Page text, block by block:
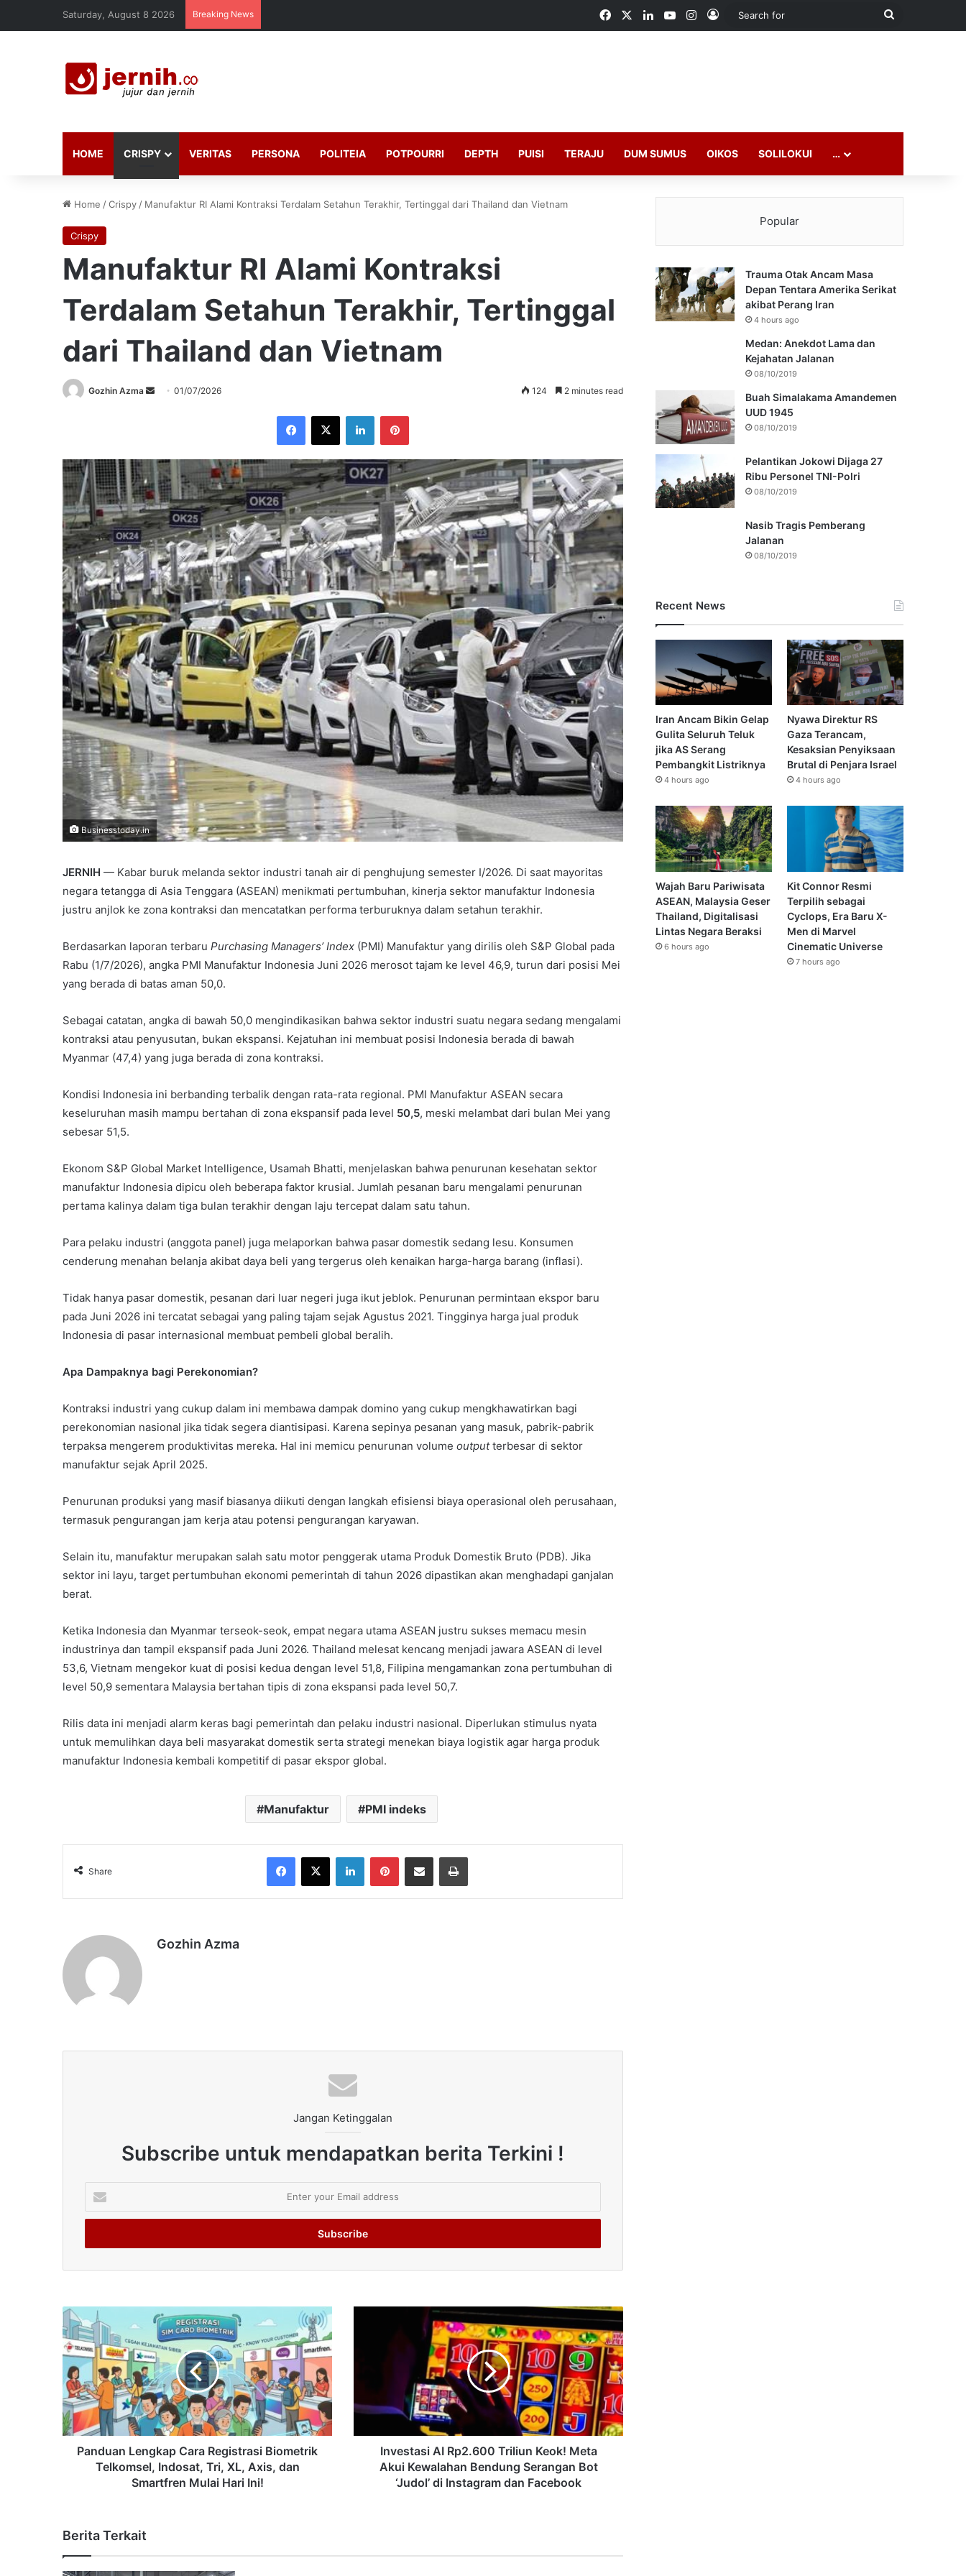
Saturday, August 8 2026 Breaking News FacebookLinkedInYouTubeInstagram
Log In
Search
HOME CRISPY VERITAS PERSONA POLITEIA POTPOURRI DEPTH PUISI TERAJU DUM SUMUS OIKOS SOLILOKUI …
Home /Crispy / Manufaktur RI Alami Kontraksi Terdalam Setahun Terakhir, Tertinggal dari Thailand dan Vietnam
Crispy
Manufaktur RI Alami Kontraksi
Terdalam Setahun Terakhir, Tertinggal
dari Thailand dan Vietnam
Gozhin Azma
Send01/07/2026 124 2 minutes read
Facebook
X LinkedInPinterest
Businesstoday.in
JERNIH — Kabar buruk melanda sektor industri tanah air di penghujung semester I/2026. Di saat mayoritas
negara tetangga di Asia Tenggara (ASEAN) menikmati pertumbuhan, kinerja sektor manufaktur Indonesia
justru anjlok ke zona kontraksi dan mencatatkan performa terburuknya dalam setahun terakhir.
Berdasarkan laporan terbaru Purchasing Managers’ Index (PMI) Manufaktur yang dirilis oleh S&P Global pada
Rabu (1/7/2026), angka PMI Manufaktur Indonesia Juni 2026 merosot tajam ke level 46,9, turun dari posisi Mei
yang berada di batas aman 50,0.
Sebagai catatan, angka di bawah 50,0 mengindikasikan bahwa sektor industri suatu negara sedang mengalami
kontraksi atau penyusutan, bukan ekspansi. Kejatuhan ini membuat posisi Indonesia berada di bawah
Myanmar (47,4) yang juga berada di zona kontraksi.
Kondisi Indonesia ini berbanding terbalik dengan rata-rata regional. PMI Manufaktur ASEAN secara
keseluruhan masih mampu bertahan di zona ekspansif pada level 50,5, meski melambat dari bulan Mei yang
sebesar 51,5.
Ekonom S&P Global Market Intelligence, Usamah Bhatti, menjelaskan bahwa penurunan kesehatan sektor
manufaktur Indonesia dipicu oleh beberapa faktor krusial. Jumlah pesanan baru mengalami penurunan
pertama kalinya dalam tiga bulan terakhir dengan laju tercepat dalam satu tahun.
Para pelaku industri (anggota panel) juga melaporkan bahwa pasar domestik sedang lesu. Konsumen
cenderung menahan belanja akibat daya beli yang tergerus oleh kenaikan harga-harga barang (inflasi).
Tidak hanya pasar domestik, pesanan dari luar negeri juga ikut jeblok. Penurunan permintaan ekspor baru
pada Juni 2026 ini tercatat sebagai yang paling tajam sejak Agustus 2021. Tingginya harga jual produk
Indonesia di pasar internasional membuat pembeli global beralih.
Apa Dampaknya bagi Perekonomian?
Kontraksi industri yang cukup dalam ini membawa dampak domino yang cukup mengkhawatirkan bagi
perekonomian nasional jika tidak segera diantisipasi. Karena sepinya pesanan yang masuk, pabrik-pabrik
terpaksa mengerem produktivitas mereka. Hal ini memicu penurunan volume outputterbesar di sektor
manufaktur sejak April 2025.
Penurunan produksi yang masif biasanya diikuti dengan langkah efisiensi biaya operasional oleh perusahaan,
termasuk pengurangan jam kerja atau potensi pengurangan karyawan.
Selain itu, manufaktur merupakan salah satu motor penggerak utama Produk Domestik Bruto (PDB). Jika
sektor ini layu, target pertumbuhan ekonomi pemerintah di tahun 2026 dipastikan akan menghadapi ganjalan
berat.
Ketika Indonesia dan Myanmar terseok-seok, empat negara utama ASEAN justru sukses memacu mesin
industrinya dan tampil ekspansif pada Juni 2026. Thailand melesat kencang menjadi jawara ASEAN di level
53,6, Vietnam mengekor kuat di posisi kedua dengan level 51,8, Filipina mengamankan zona pertumbuhan di
level 50,9 sementara Malaysia bertahan tipis di zona ekspansi pada level 50,7.
Rilis data ini menjadi alarm keras bagi pemerintah dan pelaku industri nasional. Diperlukan stimulus nyata
untuk memulihkan daya beli masyarakat domestik serta strategi menekan biaya logistik agar harga produk
manufaktur Indonesia kembali kompetitif di pasar ekspor global.
Manufaktur PMI indeks
Share
Facebook
X LinkedInPinterestShare via Email Print
Gozhin Azma
Jangan Ketinggalan
Subscribe untuk mendapatkan berita Terkini !
your
Email
Panduan Lengkap Cara Registrasi Biometrik
Telkomsel, Indosat, Tri, XL, Axis, dan
Smartfren Mulai Hari Ini!
Investasi AI Rp2.600 Triliun Keok! Meta
Akui Kewalahan Bendung Serangan Bot
‘Judol’ di Instagram dan Facebook
Berita Terkait
Popular
Trauma Otak Ancam Masa
Depan Tentara Amerika Serikat
akibat Perang Iran
4 hours ago
Medan: Anekdot Lama dan
Kejahatan Jalanan
08/10/2019
Buah Simalakama Amandemen
UUD 1945
08/10/2019
Pelantikan Jokowi Dijaga 27
Ribu Personel TNI-Polri
08/10/2019
Nasib Tragis Pemberang
Jalanan
08/10/2019
Recent News
Iran Ancam Bikin Gelap
Gulita Seluruh Teluk
jika AS Serang
Pembangkit Listriknya
4 hours ago
Nyawa Direktur RS
Gaza Terancam,
Kesaksian Penyiksaan
Brutal di Penjara Israel
4 hours ago
Wajah Baru Pariwisata
ASEAN, Malaysia Geser
Thailand, Digitalisasi
Lintas Negara Beraksi
6 hours ago
Kit Connor Resmi
Terpilih sebagai
Cyclops, Era Baru X-
Men di Marvel
Cinematic Universe
7 hours ago